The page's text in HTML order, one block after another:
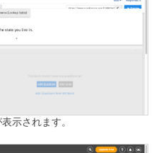
示されます。